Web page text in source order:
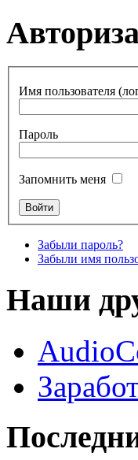
Имя пользователя
Пароль
Запомнить меня
Забыли пароль?
Забыли имя
Наши